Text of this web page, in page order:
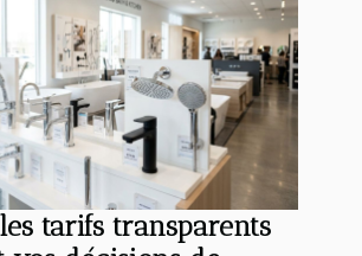
tarifs transparents